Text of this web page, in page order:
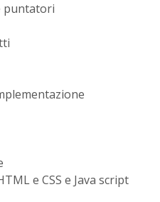
puntatori
e CSS e Java script